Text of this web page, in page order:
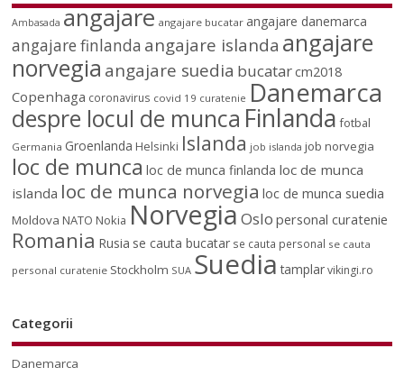
Ambasada angajare angajare bucatar angajare danemarca
angajare finlanda angajare islanda angajare
norvegia angajare suedia bucatarcm2018
Copenhaga coronavirus covid 19 curatenie Danemarca
despre locul de munca Finlanda fotbal
Germania Groenlanda Helsinki Islanda job islanda job norvegia
loc de munca loc de munca finlanda loc de munca
islanda loc de munca norvegia loc de munca suedia
Moldova NATO Nokia NorvegiaOslo personal curatenie
Romania Rusia se cauta bucatar se cauta personal se cauta
personal curatenie Stockholm SUA Suedia tamplar vikingi.ro
Categorii
Danemarca